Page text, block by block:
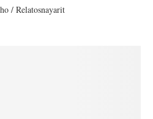
/ Relatosnayarit